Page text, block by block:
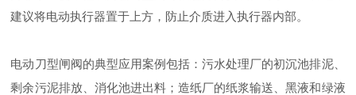
建议将电动执行器置于上方，防止介质进入执行器内部。
电动刀型闸阀的典型应用案例包括：污水处理厂的初沉池排泥、
剩余污泥排放、消化池进出料；造纸厂的纸浆输送、黑液和绿液